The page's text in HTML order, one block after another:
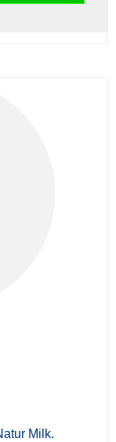
Milk.